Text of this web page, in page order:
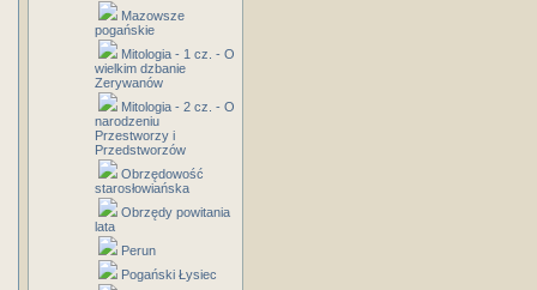
Mazowsze
pogańskie
Mitologia - 1 cz. - O
wielkim dzbanie
Zerywanów
Mitologia - 2 cz. - O
narodzeniu
Przestworzy i
Przedstworzów
Obrzędowość
starosłowiańska
Obrzędy powitania
lata
Perun
Pogański Łysiec